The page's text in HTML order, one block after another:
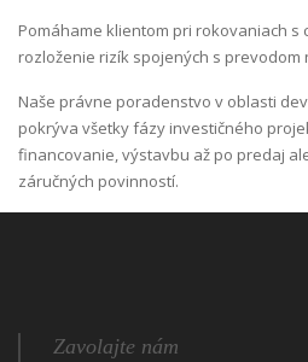
Pomáhame klientom pri rokovaniach s
rozloženie rizík spojených s prevodom
Naše právne poradenstvo v oblasti
pokrýva všetky fázy investičného
financovanie, výstavbu až po predaj
záručných povinností.
Zavolajte nám